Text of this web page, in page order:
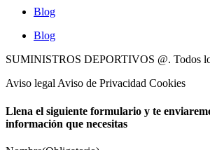
Blog
Blog
SUMINISTROS DEPORTIVOS @. Todos
Aviso legal Aviso de Privacidad Cookies
Llena el siguiente formulario y te
información que necesitas